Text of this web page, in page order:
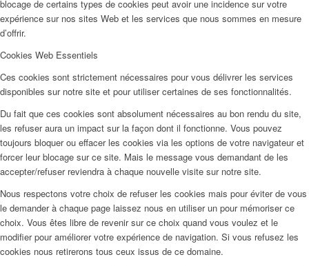
blocage de certains types de cookies peut avoir une incidence sur votre
expérience sur nos sites Web et les services que nous sommes en mesure
d’offrir.
Cookies Web Essentiels
Ces cookies sont strictement nécessaires pour vous délivrer les services
disponibles sur notre site et pour utiliser certaines de ses fonctionnalités.
Du fait que ces cookies sont absolument nécessaires au bon rendu du site,
les refuser aura un impact sur la façon dont il fonctionne. Vous pouvez
toujours bloquer ou effacer les cookies via les options de votre navigateur et
forcer leur blocage sur ce site. Mais le message vous demandant de les
accepter/refuser reviendra à chaque nouvelle visite sur notre site.
Nous respectons votre choix de refuser les cookies mais pour éviter de vous
le demander à chaque page laissez nous en utiliser un pour mémoriser ce
choix. Vous êtes libre de revenir sur ce choix quand vous voulez et le
modifier pour améliorer votre expérience de navigation. Si vous refusez les
cookies nous retirerons tous ceux issus de ce domaine.